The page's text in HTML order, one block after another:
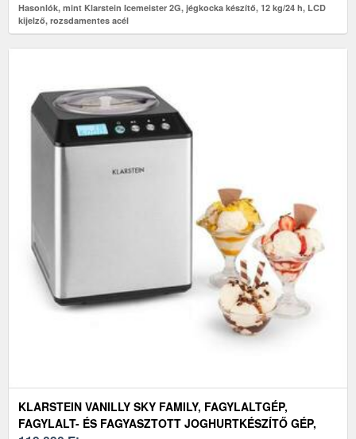
Hasonlók, mint Klarstein Icemeister 2G, jégkocka készítő, 12 kg/24 h, LCD
kijelző, rozsdamentes acél
KLARSTEIN VANILLY SKY FAMILY, FAGYLALTGÉP,
FAGYLALT- ÉS FAGYASZTOTT JOGHURTKÉSZÍTŐ GÉP,